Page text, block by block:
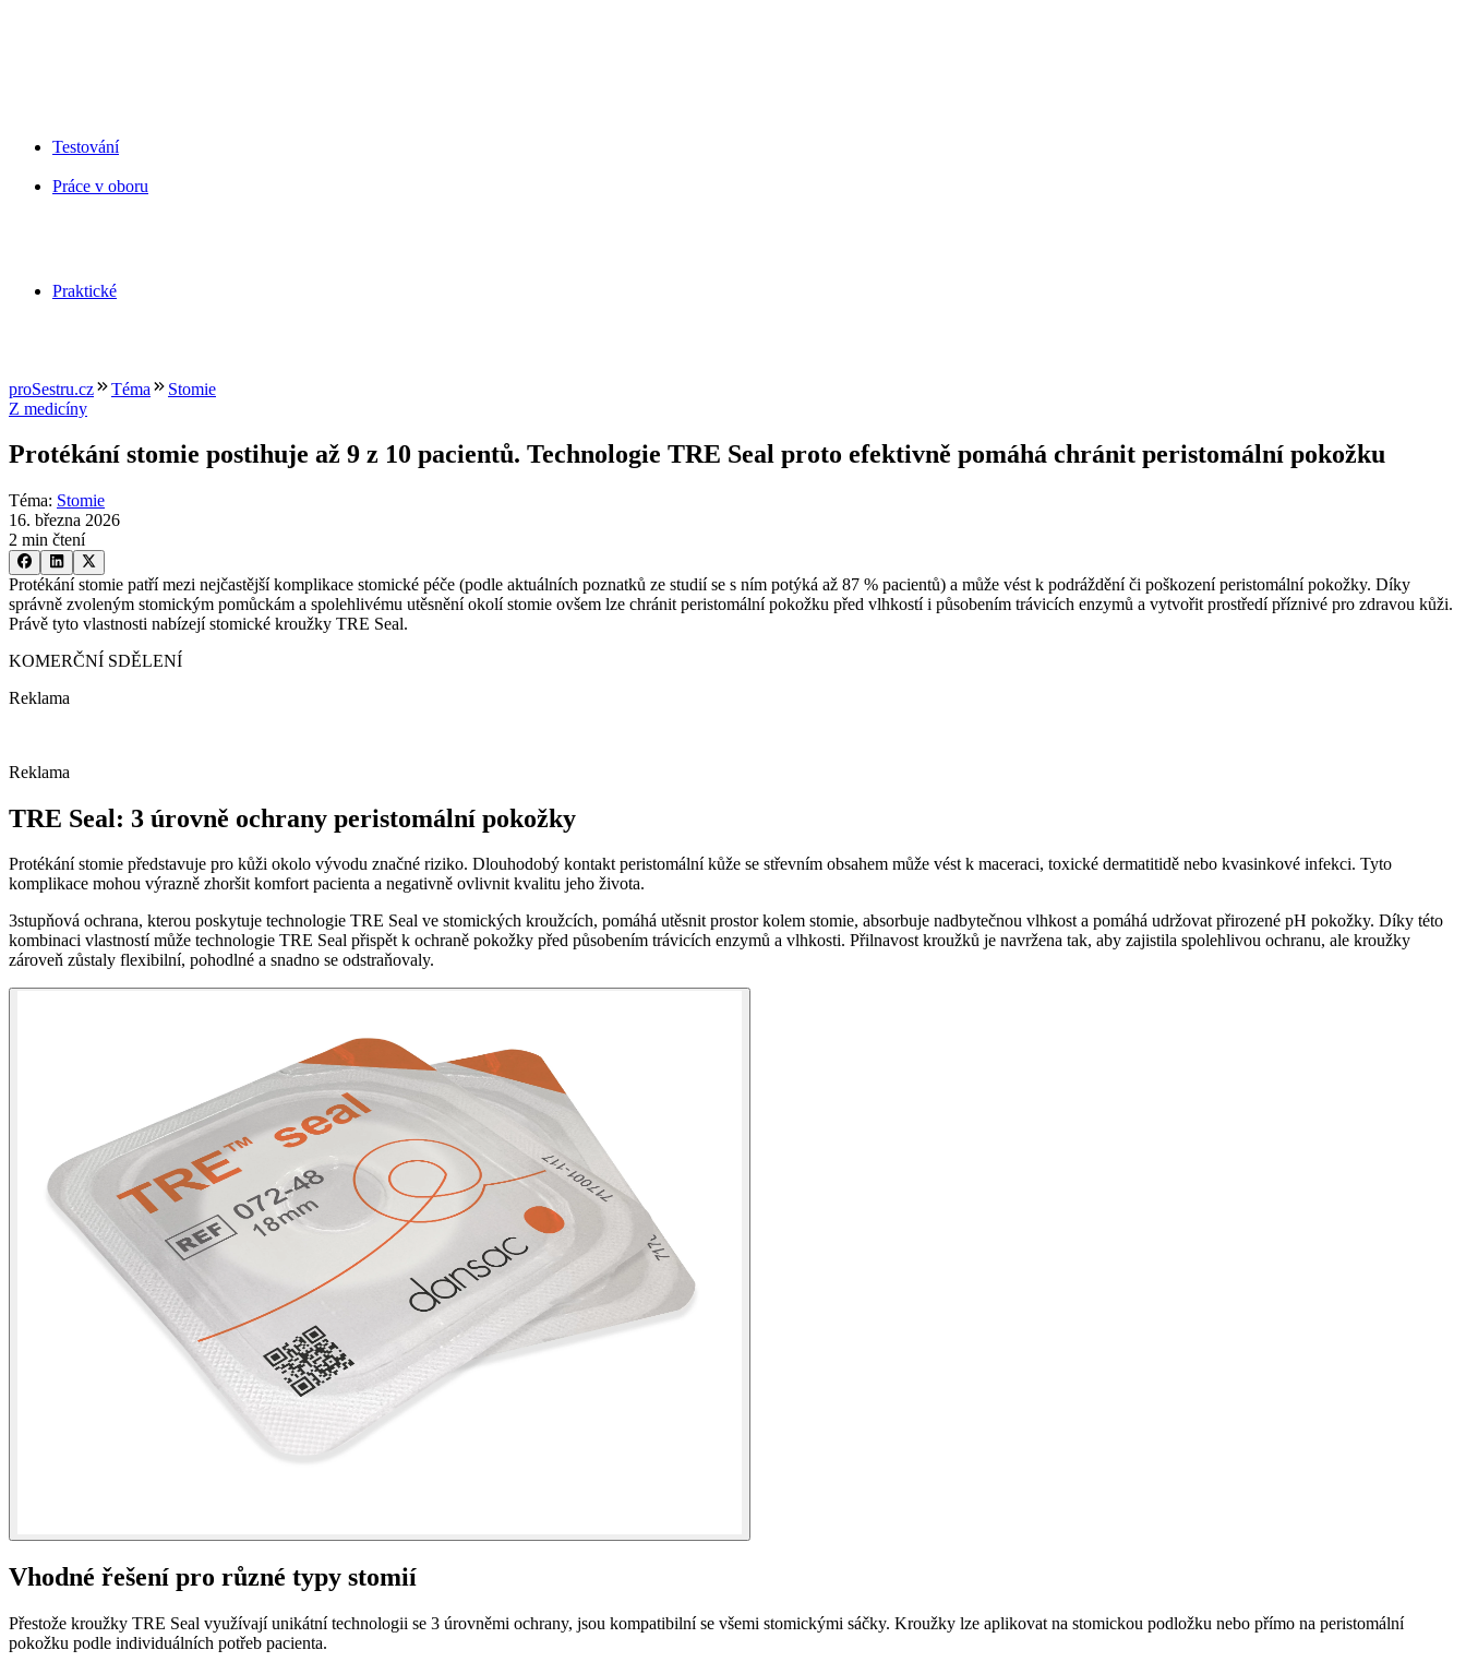
Testování
Práce v oboru
Praktické
proSestru.cz Téma
Stomie
Z medicíny
Protékání stomie postihuje až 9 z 10 pacientů. Technologie TRE Seal proto efektivně pomáhá chránit peristomální pokožku
Téma: Stomie
16. března 2026
2 min čtení
Protékání stomie patří mezi nejčastější komplikace stomické péče (podle aktuálních poznatků ze studií se s ním potýká až 87 % pacientů) a může vést k podráždění či poškození peristomální pokožky. Díky
správně zvoleným stomickým pomůckám a spolehlivému utěsnění okolí stomie ovšem lze chránit peristomální pokožku před vlhkostí i působením trávicích enzymů a vytvořit prostředí příznivé pro zdravou kůži.
Právě tyto vlastnosti nabízejí stomické kroužky TRE Seal.
KOMERČNÍ SDĚLENÍ
Reklama
Reklama
TRE Seal: 3 úrovně ochrany peristomální pokožky
Protékání stomie představuje pro kůži okolo vývodu značné riziko. Dlouhodobý kontakt peristomální kůže se střevním obsahem může vést k maceraci, toxické dermatitidě nebo kvasinkové infekci. Tyto
komplikace mohou výrazně zhoršit komfort pacienta a negativně ovlivnit kvalitu jeho života.
3stupňová ochrana, kterou poskytuje technologie TRE Seal ve stomických kroužcích, pomáhá utěsnit prostor kolem stomie, absorbuje nadbytečnou vlhkost a pomáhá udržovat přirozené pH pokožky. Díky této
kombinaci vlastností může technologie TRE Seal přispět k ochraně pokožky před působením trávicích enzymů a vlhkosti. Přilnavost kroužků je navržena tak, aby zajistila spolehlivou ochranu, ale kroužky
zároveň zůstaly flexibilní, pohodlné a snadno se odstraňovaly.
Vhodné řešení pro různé typy stomií
Přestože kroužky TRE Seal využívají unikátní technologii se 3 úrovněmi ochrany, jsou kompatibilní se všemi stomickými sáčky. Kroužky lze aplikovat na stomickou podložku nebo přímo na peristomální
pokožku podle individuálních potřeb pacienta.